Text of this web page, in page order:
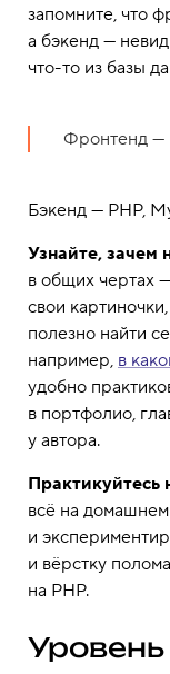
запомните, что
а бэкенд —
что-то из базы
Фронтенд —
Бэкенд — PHP,
Узнайте, зачем
в общих чертах
свои
полезно найти
например, в
удобно
в портфолио,
у автора.
Практикуйтесь
всё на
и
и вёрстку
на PHP.